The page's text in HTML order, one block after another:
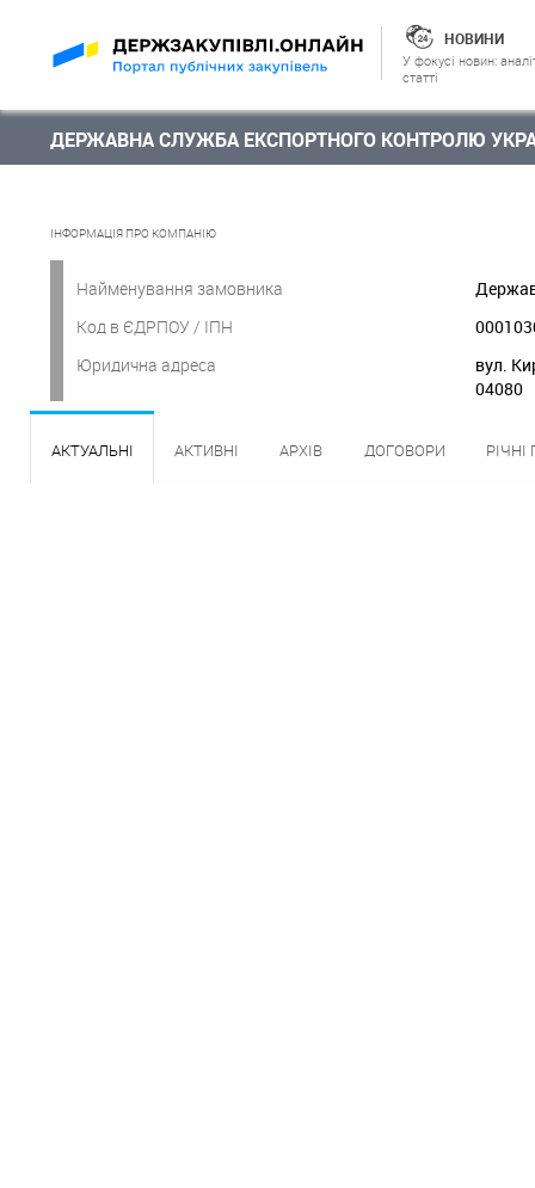
НОВИНИ
У фокусі новин:
статті
ДЕРЖАВНА СЛУЖБА ЕКСПОРТНОГО КОНТРОЛЮ
ІНФОРМАЦІЯ ПРО КОМПАНІЮ
Найменування замовника
Код в ЄДРПОУ / ІПН
Юридична адреса
вул.
04080
АКТУАЛЬНІ АКТИВНІ АРХІВ ДОГОВОРИ